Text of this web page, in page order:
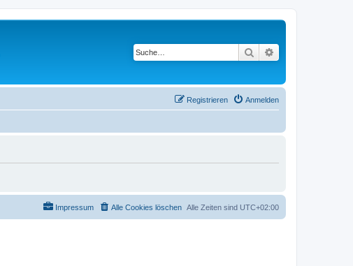
Suche
Anmelden
Registrieren
Alle Zeiten sind UTC+02:00
Alle Cookies löschen
Impressum